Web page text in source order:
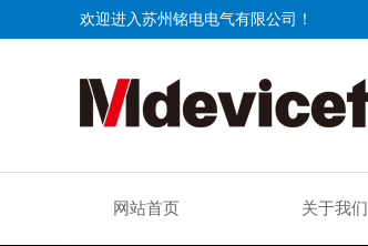
欢迎进入苏州铭电电气有限公司！
网站首页 关于我们